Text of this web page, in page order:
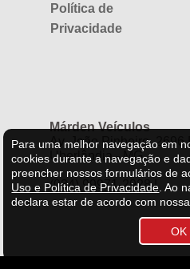
Política de
Privacidade
Márden Veículos
Av. João Pinheiro, 2696
Uberlândia - MG
(034) 99971-2928 |
Para uma melhor navegação em
cookies durante a navegação e
preencher nossos formulários de
Uso e Política de Privacidade. Ao
declara estar de acordo com